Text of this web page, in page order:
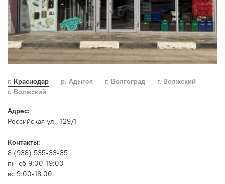
г. Краснодар р. Адыгея г. Волгоград
г. Волжский
г. Волжский
Адрес:
Российская ул., 129/1
Контакты:
8 (938) 535-33-35
пн-сб 9:00-19:00
вс 9:00-18:00